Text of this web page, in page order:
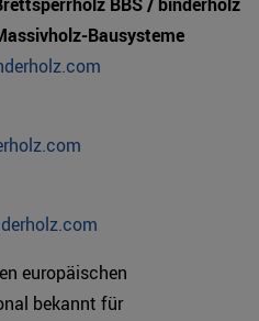
BBS / binderholz
Bausysteme
europäischen
bekannt für